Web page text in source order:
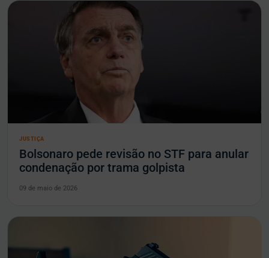
JUSTIÇA
Bolsonaro pede revisão no STF para anular
condenação por trama golpista
09 de maio de 2026